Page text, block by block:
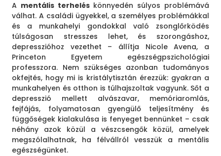
A mentális terheléskönnyedén súlyos problémává
válhat. A családi ügyekkel, a személyes problémákkal
és a munkahelyi gondokkal való zsonglőrködés
túlságosan stresszes lehet, és szorongáshoz,
depresszióhoz vezethet – állítja Nicole Avena, a
Princeton Egyetem egészségpszichológiai
professzora. Nem szükséges azonban tudományos
okfejtés, hogy mi is kristálytisztán érezzük: gyakran a
munkahelyen és otthon is túlhajszoltak vagyunk. Sőt a
depresszió mellett alvászavar, memóriaromlás,
fejfájás, folyamatosan gyengülő teljesítmény és
függőségek kialakulása is fenyeget bennünket – csak
néhány azok közül a vészcsengők közül, amelyek
megszólalhatnak, ha félvállról vesszük a mentális
egészségünket.